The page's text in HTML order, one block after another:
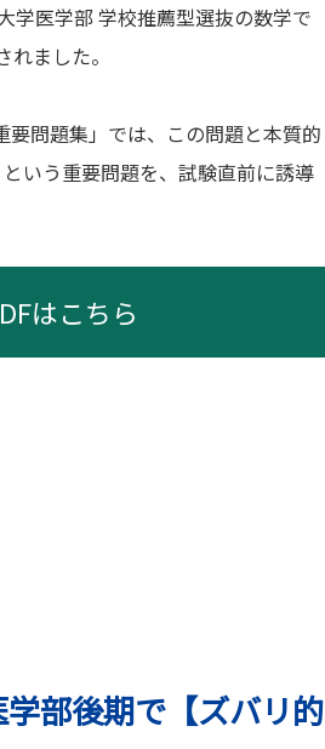
学医学部 学校推薦型選抜の数学で
ました。
問題集」では、この問題と本質的
いう重要問題を、試験直前に誘導
はこちら
部後期で【ズバリ的